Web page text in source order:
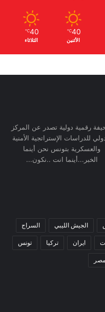
40
℃
الأثنين
40
℃
الثلاثاء
رقمية دولية تصدر عن المركز
للدراسات الإستراتجية الأمنية
والعسكرية بتونس نحن أينما
الخبر...أينما انت ..نكون...
الجيش الليبي السراج
ايران تركيا تونس
مصر